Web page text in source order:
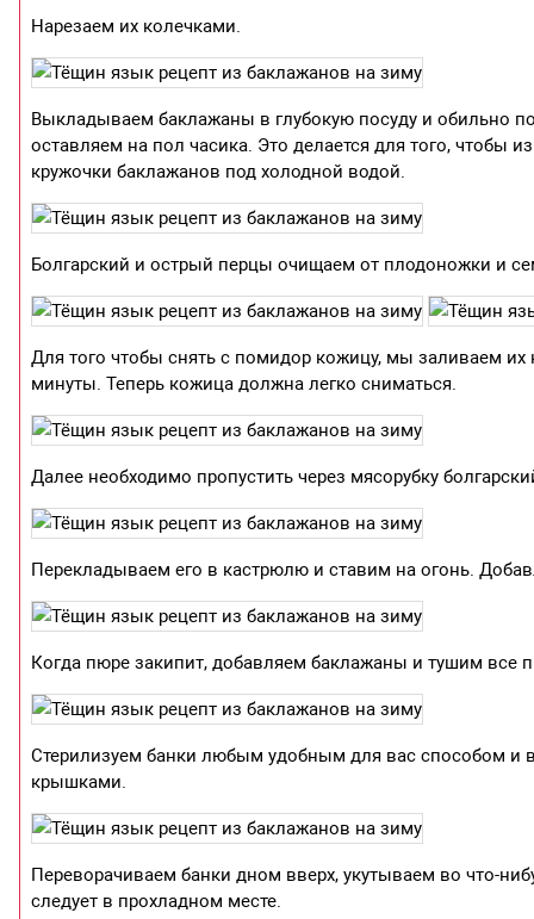
Нарезаем их колечками.
Выкладываем баклажаны в глубокую посуду и обильно
оставляем на пол часика. Это делается для того,
кружочки баклажанов под холодной водой.
Болгарский и острый перцы очищаем от плодоножки и
Для того чтобы снять с помидор кожицу, мы заливаем
минуты. Теперь кожица должна легко сниматься.
Далее необходимо пропустить через мясорубку
Перекладываем его в кастрюлю и ставим на огонь.
Когда пюре закипит, добавляем баклажаны и тушим все
Стерилизуем банки любым удобным для вас способом и
крышками.
Переворачиваем банки дном вверх, укутываем во что-
следует в прохладном месте.